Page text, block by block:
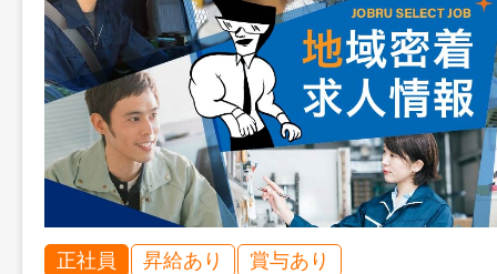
正社員 昇給あり 賞与あり